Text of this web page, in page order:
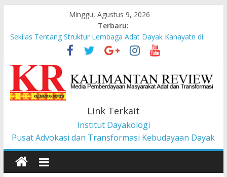
Minggu, Agustus 9, 2026
Terbaru:
Sekilas Tentang Struktur Lembaga Adat Dayak Kanayatn di
Masyarakat Adat Suku Balik Bersama AMAN Gugat UU IKN ke
Mahkamah Konstitusi
Pesan dari Pameran tentang Kisah-kisah dari Hulu Fragmen
Ruang Hidup Dayak Iban
Pembangunan Berbasis Budaya Masyarakat Adat: Pelajaran
dari CU à la Gerakan Pemberdayaan Pancur Kasih
Liawandira: Menenun Masa Depan Dayak Iban dari Lauk
Rugun, Ketemenggungan Jalai Lintang
Link Terkait
Institut Dayakologi
Pusat Advokasi dan Transformasi Kebudayaan Dayak